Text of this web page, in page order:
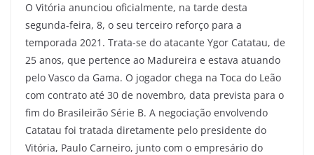
O Vitória anunciou oficialmente, na tarde desta
segunda-feira, 8, o seu terceiro reforço para a
temporada 2021. Trata-se do atacante Ygor Catatau, de
25 anos, que pertence ao Madureira e estava atuando
pelo Vasco da Gama. O jogador chega na Toca do Leão
com contrato até 30 de novembro, data prevista para o
fim do Brasileirão Série B. A negociação envolvendo
Catatau foi tratada diretamente pelo presidente do
Vitória, Paulo Carneiro, junto com o empresário do